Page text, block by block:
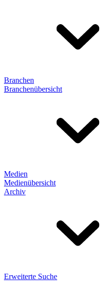
Branchen
Branchenübersicht
Medien
Medienübersicht
Archiv
Erweiterte Suche